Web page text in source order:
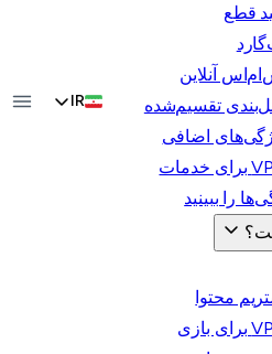
قطع
آنلاین
تقسیم‌شده
اضافی
را ببینید
محتوا
IR